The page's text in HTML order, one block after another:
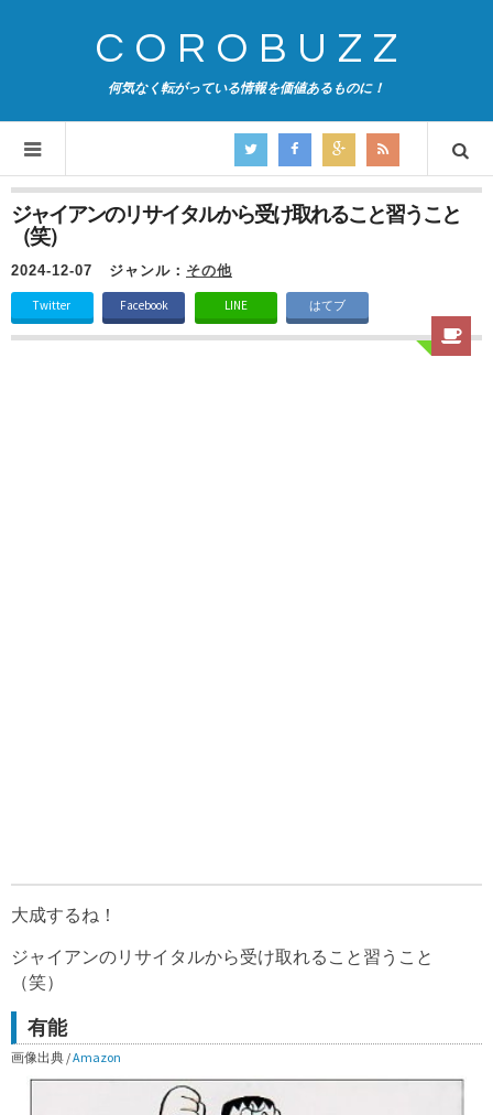
COROBUZZ
何気なく転がっている情報を価値あるものに！
ジャイアンのリサイタルから受け取れること習うこと
（笑）
2024-12-07 ジャンル： その他
Twitter Facebook LINE はてブ
大成するね！
ジャイアンのリサイタルから受け取れること習うこと
（笑）
有能
画像出典 /Amazon